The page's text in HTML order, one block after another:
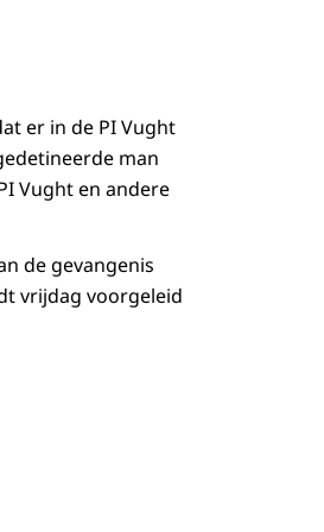
er in de PI Vught
man
Vught en andere
de gevangenis
vrijdag voorgeleid